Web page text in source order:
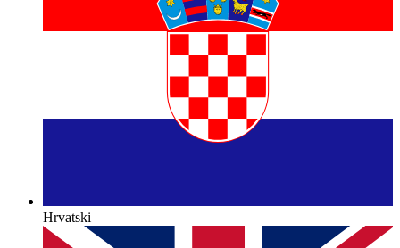
Hrvatski